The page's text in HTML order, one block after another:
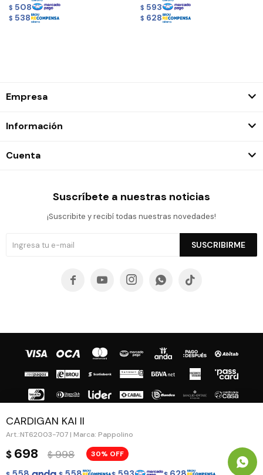
CARDIGAN KAI II
NT62003-707 | Marca: Pappolino
$ 698 $ 998 30
$ 508
$ 538
$ 593
$ 628
Empresa
Información
Cuenta
Suscríbete a nuestras noticias
¡Suscribite y recibí todas nuestras novedades!
SUSCRIBIRME
    